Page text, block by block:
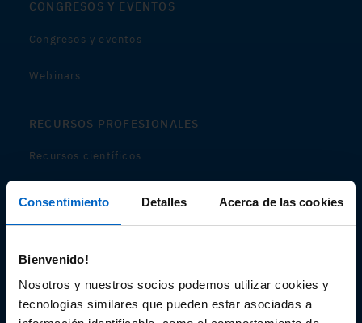
Consentimiento Detalles Acerca de las cookies
Bienvenido!
Nosotros y nuestros socios podemos utilizar cookies y
tecnologías similares que pueden estar asociadas a
CONGRESOS Y EVENTOS
Congresos y eventos
Webinars
RECURSOS PROFESIONALES
Recursos científicos
Audiovisual
Espacio de Información Médica